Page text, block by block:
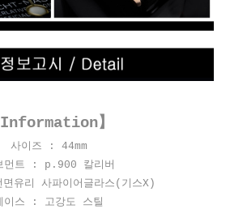
Information】
사이즈 : 44mm
먼트 : p.900 칼리버
유리 사파이어글라스(기스X)
이스 : 고강도 스틸